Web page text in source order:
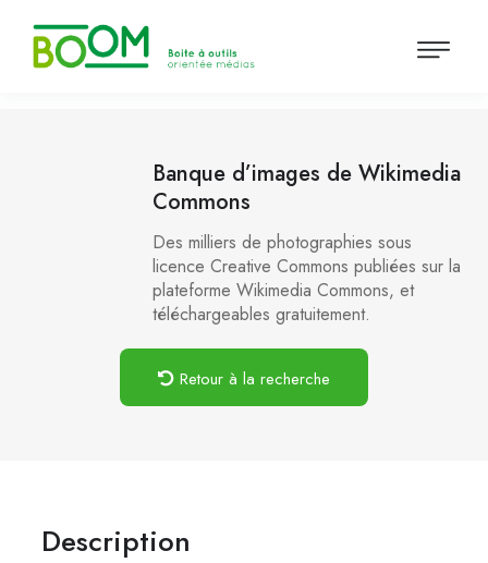
Banque d’images de Wikimedia
Commons
Des milliers de photographies sous
licence Creative Commons publiées sur la
plateforme Wikimedia Commons, et
téléchargeables gratuitement.
Retour à la recherche
Description